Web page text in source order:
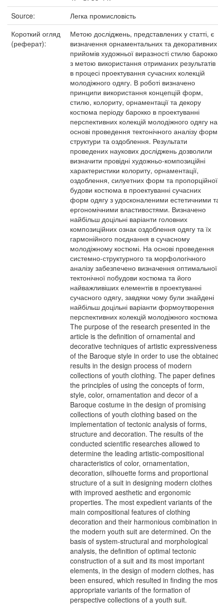
Source:
Легка промисловість
Короткий огляд
(реферат):
Метою досліджень, представлених у статті, є
визначення орнаментальних та декоративних
прийомів художньої виразності стилю барокко
з метою використання отриманих результатів
в процесі проектування сучасних колекцій
молодіжного одягу. В роботі визначено
принципи використання концепцій форм,
стилю, колориту, орнаментації та декору
костюма періоду барокко в проектуванні
перспективних колекцій молодіжного одягу на
основі проведення тектонічного аналізу
структури та оздоблення. Результати
проведених наукових досліджень дозволили
визначити провідні художньо-композиційні
характеристики колориту, орнаментації,
оздоблення, силуетних форм та пропорційної
будови костюма в проектуванні сучасних
форм одягу з удосконаленими естетичними
ергономічними властивостями. Визначено
найбільш доцільні варіанти головних
композиційних ознак оздоблення одягу та їх
гармонійного поєднання в сучасному
молодіжному костюмі. На основі проведення
системно-структурного та морфологічного
аналізу забезпечено визначення оптимальної
тектонічної побудови костюма та його
найважливіших елементів в проектуванні
сучасного одягу, завдяки чому були знайдені
найбільш доцільні варіанти формоутворення
перспективних колекцій молодіжного
The purpose of the research presented in the
article is the definition of ornamental and
decorative techniques of artistic expressiveness
of the Baroque style in order to use the
results in the design process of modern
collections of youth clothing. The paper defines
the principles of using the concepts of form,
style, color, ornamentation and decor of a
Baroque costume in the design of promising
collections of youth clothing based on the
implementation of tectonic analysis of forms,
structure and decoration. The results of the
conducted scientific researches allowed to
determine the leading artistic-compositional
characteristics of color, ornamentation,
decoration, silhouette forms and proportional
structure of a suit in designing modern clothes
with improved aesthetic and ergonomic
properties. The most expedient variants of the
main compositional features of clothing
decoration and their harmonious combination in
the modern youth suit are determined. On the
basis of system-structural and morphological
analysis, the definition of optimal tectonic
construction of a suit and its most important
elements, in the design of modern clothes, has
been ensured, which resulted in finding the
appropriate variants of the formation of
perspective collections of a youth suit.